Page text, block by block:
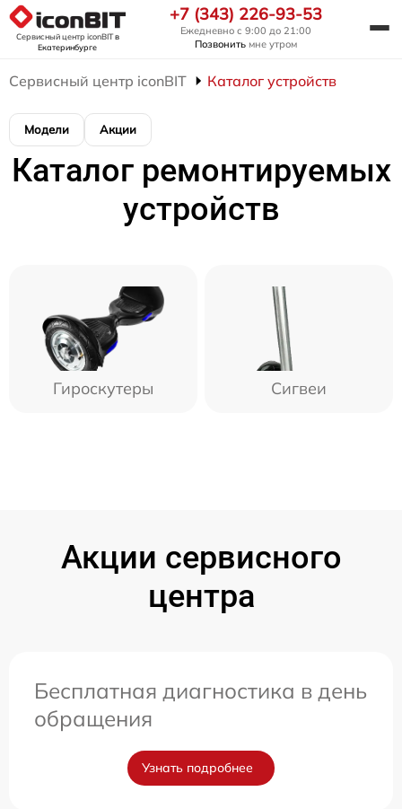
Сервисный центр iconBITв
Екатеринбурге
+7 (343) 226-93-53
Ежедневно с 9:00 до 21:00
Позвонить мне утром
Сервисный центр iconBIT Каталог устройств
Модели Акции
Каталог ремонтируемых
устройств
Гироскутеры Сигвеи
Акции сервисного
центра
Бесплатная диагностика в день
обращения
Узнать подробнее